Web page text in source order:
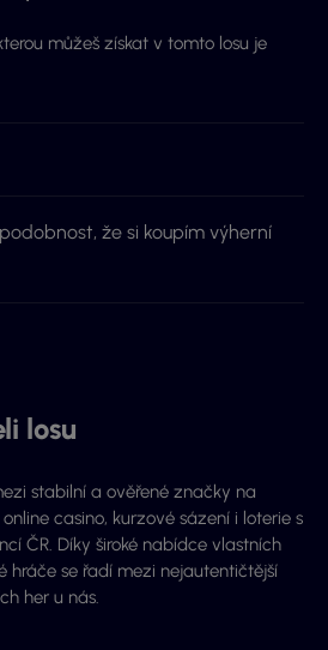
můžeš získat v tomto losu je
že si koupím výherní
losu
stabilní a ověřené značky na
casino, kurzové sázení i loterie s
ČR. Díky široké nabídce vlastních
hráče se řadí mezi nejautentičtější
her u nás.